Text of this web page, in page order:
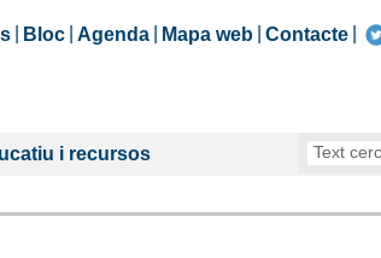
Bloc Agenda Mapa web Contacte
i recursos
Text